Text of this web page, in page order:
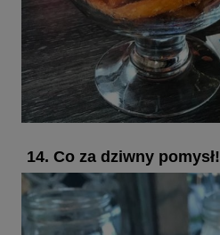
14. Co za dziwny pomysł!